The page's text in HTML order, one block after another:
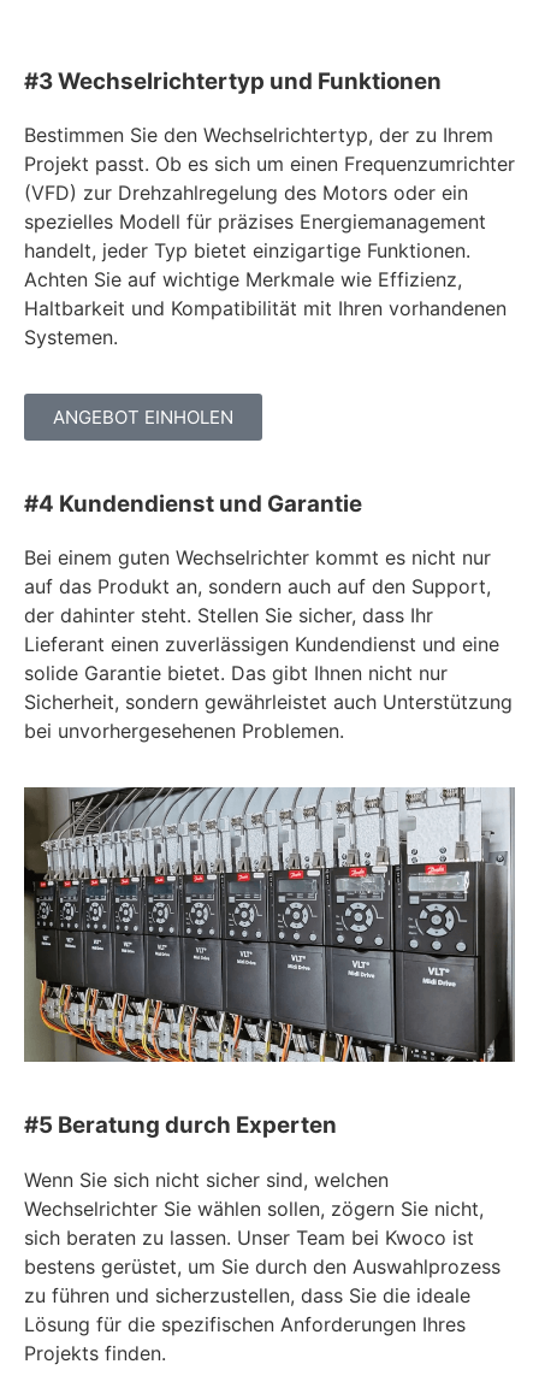
#3 Wechselrichtertyp und Funktionen
Bestimmen Sie den Wechselrichtertyp, der zu Ihrem
Projekt passt. Ob es sich um einen Frequenzumrichter
(VFD) zur Drehzahlregelung des Motors oder ein
spezielles Modell für präzises Energiemanagement
handelt, jeder Typ bietet einzigartige Funktionen.
Achten Sie auf wichtige Merkmale wie Effizienz,
Haltbarkeit und Kompatibilität mit Ihren vorhandenen
Systemen.
ANGEBOT EINHOLEN
#4 Kundendienst und Garantie
Bei einem guten Wechselrichter kommt es nicht nur
auf das Produkt an, sondern auch auf den Support,
der dahinter steht. Stellen Sie sicher, dass Ihr
Lieferant einen zuverlässigen Kundendienst und eine
solide Garantie bietet. Das gibt Ihnen nicht nur
Sicherheit, sondern gewährleistet auch Unterstützung
bei unvorhergesehenen Problemen.
#5 Beratung durch Experten
Wenn Sie sich nicht sicher sind, welchen
Wechselrichter Sie wählen sollen, zögern Sie nicht,
sich beraten zu lassen. Unser Team bei Kwoco ist
bestens gerüstet, um Sie durch den Auswahlprozess
zu führen und sicherzustellen, dass Sie die ideale
Lösung für die spezifischen Anforderungen Ihres
Projekts finden.